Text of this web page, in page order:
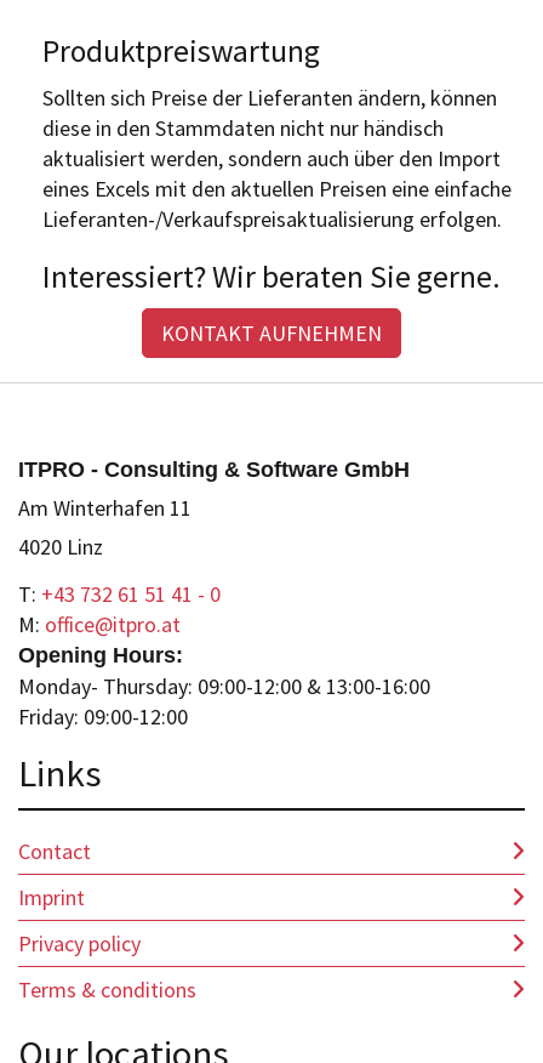
Produktpreiswartung
Sollten sich Preise der Lieferanten ändern, können
diese in den Stammdaten nicht nur händisch
aktualisiert werden, sondern auch über den Import
eines Excels mit den aktuellen Preisen eine einfache
Lieferanten-/­Verkaufspreis­aktualisierung erfolgen.
Interessiert? Wir beraten Sie gerne.
KONTAKT AUFNEHMEN
ITPRO - Consulting & Software GmbH
Am Winterhafen 11
4020 Linz
T: +43 732 61 51 41 - 0
M: office@itpro.at
Opening Hours:
Monday- Thursday: 09:00-12:00 & 13:00-16:00
Friday: 09:00-12:00
Links
Contact
Imprint
Privacy policy
Terms & conditions
Our locations